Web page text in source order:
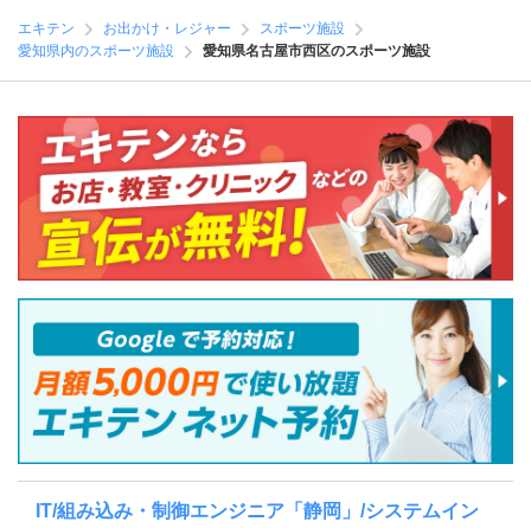
エキテン お出かけ・レジャー
スポーツ施設
愛知県内のスポーツ施設
愛知県名古屋市西区のスポーツ施設
IT/組み込み・制御エンジニア「静岡」/システムイン